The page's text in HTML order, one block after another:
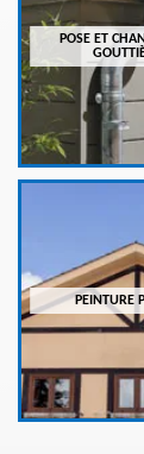
POSE ET
PEINTURE